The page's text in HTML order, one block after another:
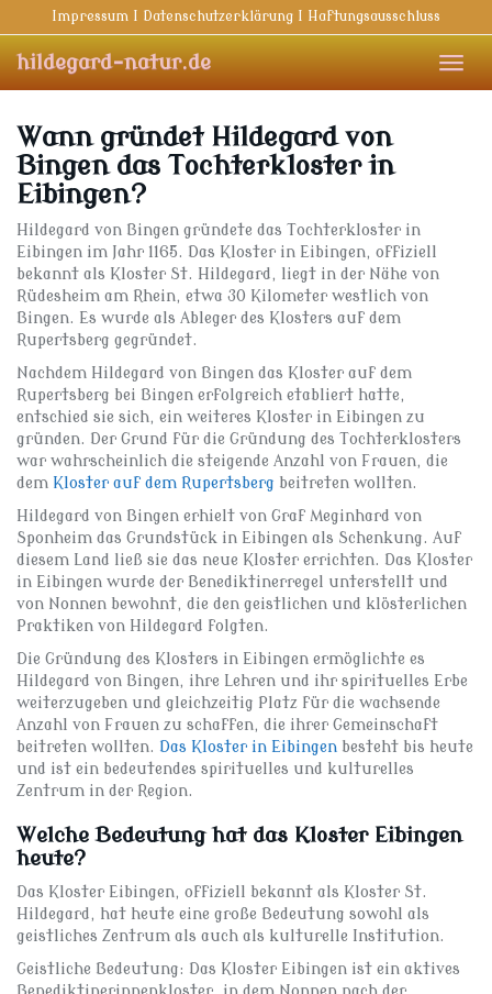
to
main
content
Impressum I Datenschutzerklärung I Haftungsausschluss
hildegard-natur.de
Wann gründet Hildegard von
Bingen das Tochterkloster in
Eibingen?
Hildegard von Bingen gründete das Tochterkloster in
Eibingen im Jahr 1165. Das Kloster in Eibingen, offiziell
bekannt als Kloster St. Hildegard, liegt in der Nähe von
Rüdesheim am Rhein, etwa 30 Kilometer westlich von
Bingen. Es wurde als Ableger des Klosters auf dem
Rupertsberg gegründet.
Nachdem Hildegard von Bingen das Kloster auf dem
Rupertsberg bei Bingen erfolgreich etabliert hatte,
entschied sie sich, ein weiteres Kloster in Eibingen zu
gründen. Der Grund für die Gründung des Tochterklosters
war wahrscheinlich die steigende Anzahl von Frauen, die
dem Kloster auf dem Rupertsberg beitreten wollten.
Hildegard von Bingen erhielt von Graf Meginhard von
Sponheim das Grundstück in Eibingen als Schenkung. Auf
diesem Land ließ sie das neue Kloster errichten. Das Kloster
in Eibingen wurde der Benediktinerregel unterstellt und
von Nonnen bewohnt, die den geistlichen und klösterlichen
Praktiken von Hildegard folgten.
Die Gründung des Klosters in Eibingen ermöglichte es
Hildegard von Bingen, ihre Lehren und ihr spirituelles Erbe
weiterzugeben und gleichzeitig Platz für die wachsende
Anzahl von Frauen zu schaffen, die ihrer Gemeinschaft
beitreten wollten. Das Kloster in Eibingen besteht bis heute
und ist ein bedeutendes spirituelles und kulturelles
Zentrum in der Region.
Welche Bedeutung hat das Kloster Eibingen
heute?
Das Kloster Eibingen, offiziell bekannt als Kloster St.
Hildegard, hat heute eine große Bedeutung sowohl als
geistliches Zentrum als auch als kulturelle Institution.
Geistliche Bedeutung: Das Kloster Eibingen ist ein aktives